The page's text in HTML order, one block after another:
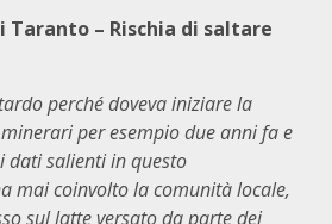
Taranto – Rischia di saltare
perché doveva iniziare la
per esempio due anni fa e
dati salienti in questo
mai coinvolto la comunità locale,
sul latte versato da parte dei